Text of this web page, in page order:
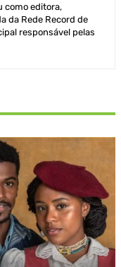
como editora,
da Rede Record de
responsável pelas